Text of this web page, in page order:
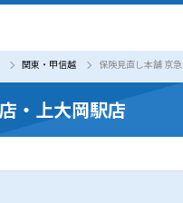
関東・甲信越 保険見直し本舗 京
・上大岡駅店